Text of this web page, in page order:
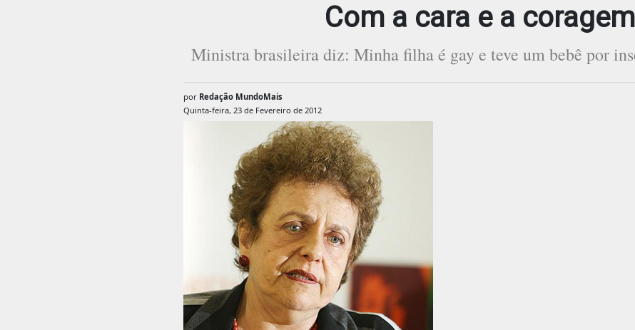
Com a cara e a coragem
Ministra brasileira diz: Minha filha é gay e teve um bebê por
por Redação MundoMais
Quinta-feira, 23 de Fevereiro de 2012